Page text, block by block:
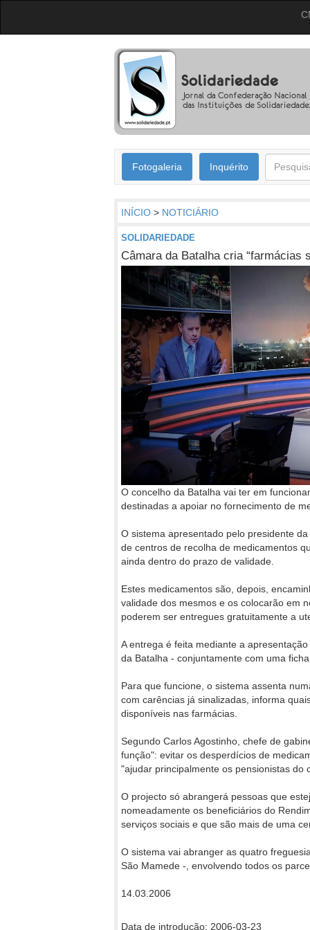
Fotogaleria Inquérito
INÍCIO > NOTICIÁRIO
SOLIDARIEDADE
Câmara da Batalha cria “farmácias
O concelho da Batalha vai ter em
destinadas a apoiar no fornecimento de
O sistema apresentado pelo presidente
de centros de recolha de medicamentos
ainda dentro do prazo de validade.
Estes medicamentos são, depois,
validade dos mesmos e os colocarão em
poderem ser entregues gratuitamente a
A entrega é feita mediante a
da Batalha - conjuntamente com uma
Para que funcione, o sistema assenta
com carências já sinalizadas, informa
disponíveis nas farmácias.
Segundo Carlos Agostinho, chefe de
função": evitar os desperdícios de
"ajudar principalmente os pensionistas do
O projecto só abrangerá pessoas que
nomeadamente os beneficiários do
serviços sociais e que são mais de uma
O sistema vai abranger as quatro
São Mamede -, envolvendo todos os
14.03.2006
Data de introdução: 2006-03-23